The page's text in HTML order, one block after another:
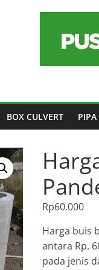
BOX CULVERT PIPA
Rp60.000
Harga buis
antara Rp.
pada jenis